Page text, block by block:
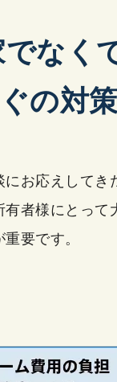
なく
の対
お応えしてき
者様にとっ
要です。